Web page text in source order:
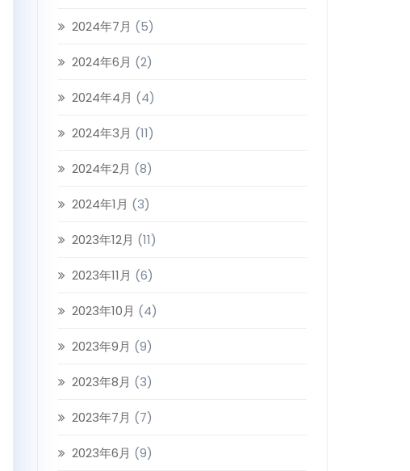
2024年7月 (5)
2024年6月 (2)
2024年4月 (4)
2024年3月 (11)
2024年2月 (8)
2024年1月 (3)
2023年12月 (11)
2023年11月 (6)
2023年10月 (4)
2023年9月 (9)
2023年8月 (3)
2023年7月 (7)
2023年6月 (9)